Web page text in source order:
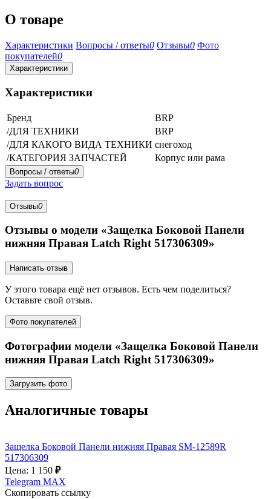
О товаре
Характеристики Вопросы / ответы0 Отзывы0 Фото
покупателей0
Характеристики
Характеристики
Бренд
BRP
/ДЛЯ ТЕХНИКИ
BRP
/ДЛЯ КАКОГО ВИДА ТЕХНИКИ снегоход
/КАТЕГОРИЯ ЗАПЧАСТЕЙ
Корпус или рама
Вопросы / ответы0
Задать вопрос
Отзывы0
Отзывы о модели «Защелка Боковой Панели
нижняя Правая Latch Right 517306309»
Написать отзыв
У этого товара ещё нет отзывов. Есть чем поделиться?
Оставьте свой отзыв.
Фото покупателей
Фотографии модели «Защелка Боковой Панели
нижняя Правая Latch Right 517306309»
Загрузить фото
Аналогичные товары
Защелка Боковой Панели нижняя Правая SM-12589R
517306309
Цена: 1 150 ₽
Telegram MAX
Скопировать ссылку